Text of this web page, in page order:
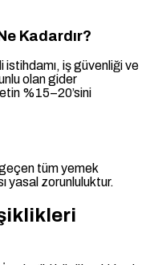
Kadardır?
istihdamı, iş güvenliği ve
olan gider
%15–20’sini
tüm yemek
yasal zorunluluktur.